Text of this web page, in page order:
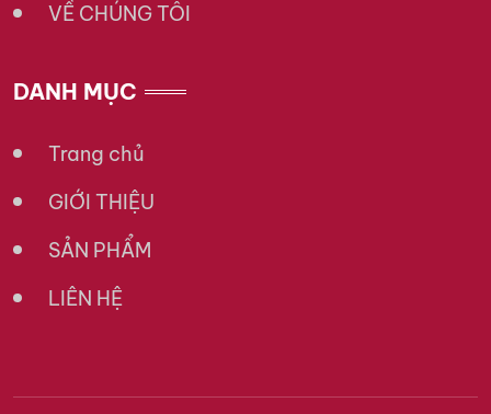
VỀ CHÚNG TÔI
DANH MỤC
Trang chủ
GIỚI THIỆU
SẢN PHẨM
LIÊN HỆ